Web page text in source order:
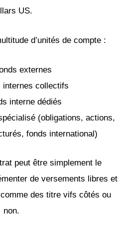
US.
d’unités de compte :
externes
internes collectifs
interne dédiés
(obligations, actions,
fonds international)
peut être simplement le
de versements libres et
des titre vifs côtés ou
non.